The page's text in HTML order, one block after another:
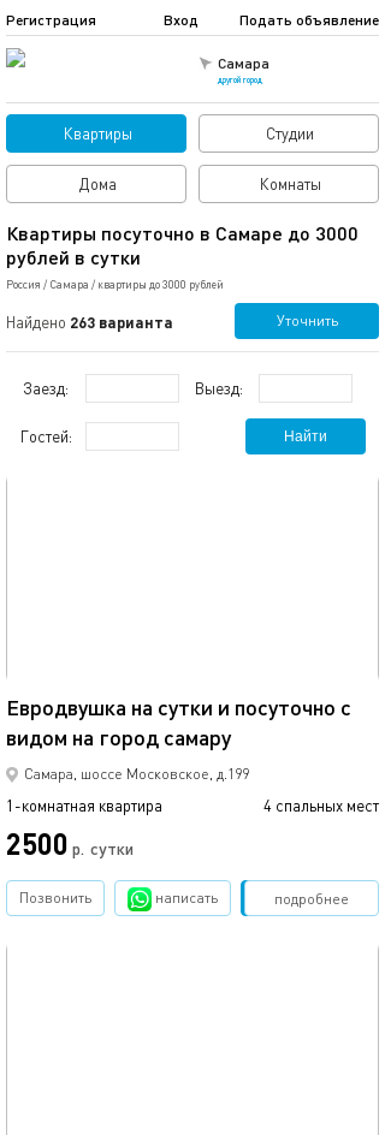
Самара
другой город
Подать объявление
Регистрация Вход
Квартиры Студии
Дома Комнаты
Квартиры посуточно в Самаре до 3000
рублей в сутки
Россия / Самара / квартиры до 3000 рублей
Найдено 263 варианта Уточнить
Заезд: Выезд:
Гостей: Найти
Евродвушка на сутки и посуточно с
видом на город самару
Самара, шоссе Московское, д.199
1-комнатная квартира 4 спальных мест
2500 р. сутки
подробнее
Позвонить написать Забронировать